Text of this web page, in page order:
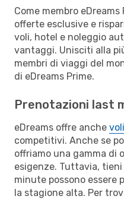
Come membro
offerte esclusive e
voli, hotel e noleggio
vantaggi. Unisciti alla
membri di viaggi del
di eDreams Prime.
Prenotazioni last
eDreams offre anche
competitivi. Anche se
offriamo una gamma di
esigenze. Tuttavia,
minute possono
la stagione alta. Per